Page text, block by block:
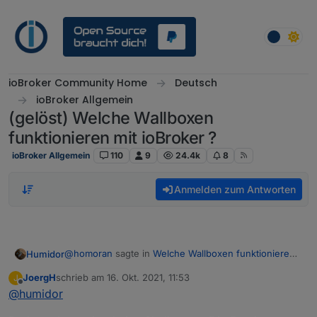
ioBroker Community Home
Deutsch
ioBroker Allgemein
(gelöst) Welche Wallboxen
funktionieren mit ioBroker ?
ioBroker Allgemein 110 9 24.4k 8
Anmelden zum Antworten
Humidor@homoran sagte in Welche Wallboxen funktionieren
J
Offline
JoergHschrieb am 16. Okt. 2021, 11:53
zuletzt editiert von
@humidor